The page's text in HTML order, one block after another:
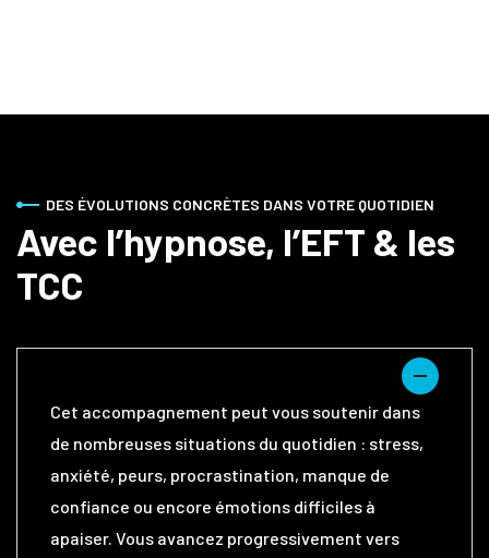
DES ÉVOLUTIONS CONCRÈTES DANS VOTRE QUOTIDIEN
Avec l’hypnose, l’EFT & les
TCC
Cet accompagnement peut vous soutenir dans
de nombreuses situations du quotidien : stress,
anxiété, peurs, procrastination, manque de
confiance ou encore émotions difficiles à
apaiser. Vous avancez progressivement vers